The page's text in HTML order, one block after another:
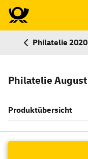
Philatelie 2020
Philatelie
Produktübersicht